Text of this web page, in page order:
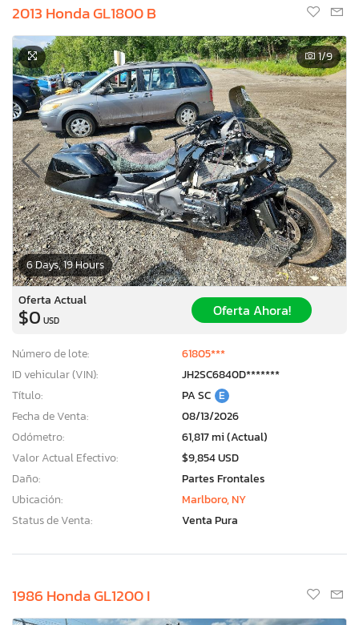
2013 Honda GL1800 B
6 Days, 19 Hours
1/9
Oferta Actual
$0 USD
Oferta Ahora!
Número de lote:
61805***
ID vehicular (VIN):
JH2SC6840D*******
Título:
PA SC E
Fecha de Venta:
08/13/2026
Odómetro:
61,817 mi (Actual)
Valor Actual Efectivo:
$9,854 USD
Daño:
Partes Frontales
Ubicación:
Marlboro, NY
Status de Venta:
Venta Pura
1986 Honda GL1200 I